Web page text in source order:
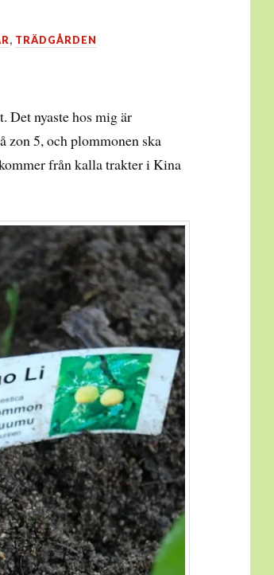
, TRÄDGÅRDEN
nyaste hos mig är
zon 5, och plommonen ska
från kalla trakter i Kina